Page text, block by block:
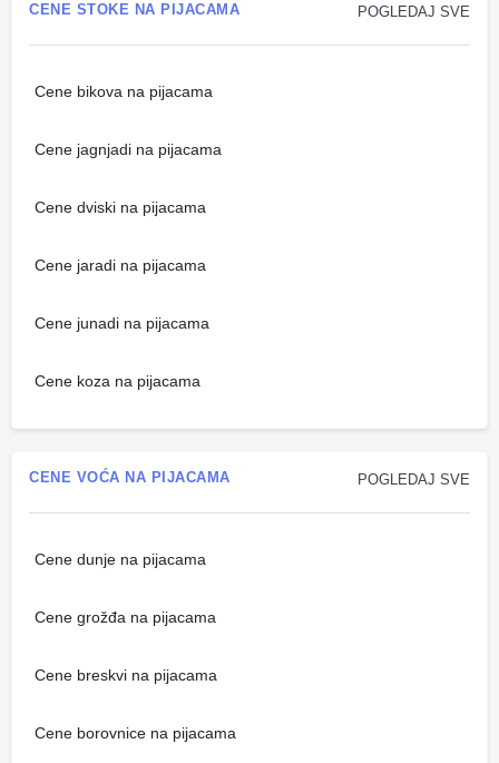
POGLEDAJ SVE
CENE STOKE NA PIJACAMA
Cene bikova na pijacama
Cene jagnjadi na pijacama
Cene dviski na pijacama
Cene jaradi na pijacama
Cene junadi na pijacama
Cene koza na pijacama
POGLEDAJ SVE
CENE VOĆA NA PIJACAMA
Cene dunje na pijacama
Cene grožđa na pijacama
Cene breskvi na pijacama
Cene borovnice na pijacama